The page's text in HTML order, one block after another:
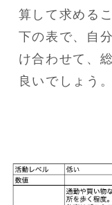
算して求める
下の表で、自
け合わせて、
良いでしょう。